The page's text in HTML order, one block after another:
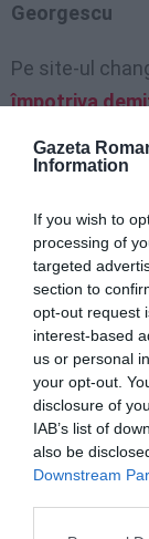
Gazeta
Information
If you wish to
processing of
targeted
section to
opt-out request
interest-based
us or personal
your opt-out.
disclosure of
IAB’s list of
also be
Downstream
Georgescu
Pe site-ul
împotriva
din Milano,
omunitatea
ajuns la
Georgescu
va încheia
deoarece , în
consul. Nu
care sunt
Ministerului,
nedreptă.